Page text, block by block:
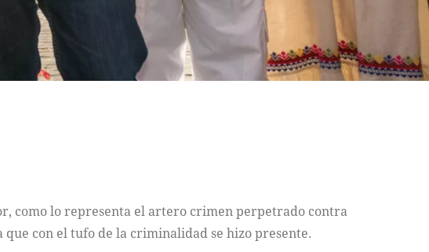
como lo representa el artero crimen perpetrado contra
con el tufo de la criminalidad se hizo presente.